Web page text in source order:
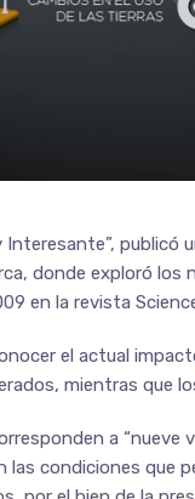
Interesante”,
donde exploró
en la revista
el actual
mientras que
a “nueve
condiciones que